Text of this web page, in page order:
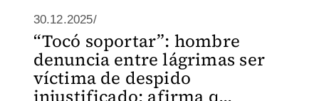
30.12.2025/
“Tocó soportar”: hombre
denuncia entre lágrimas ser
víctima de despido